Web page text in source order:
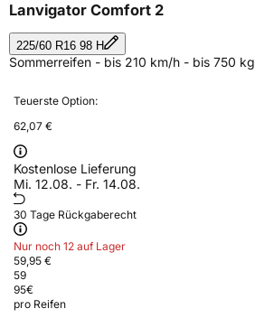
Lanvigator Comfort 2
225/60 R16 98 H
Sommerreifen - bis 210 km/h - bis 750 kg
Teuerste Option:
62,07 €
Kostenlose Lieferung
Mi. 12.08. - Fr. 14.08.
30 Tage Rückgaberecht
Nur noch 12 auf Lager
59,95 €
59
95€
pro Reifen